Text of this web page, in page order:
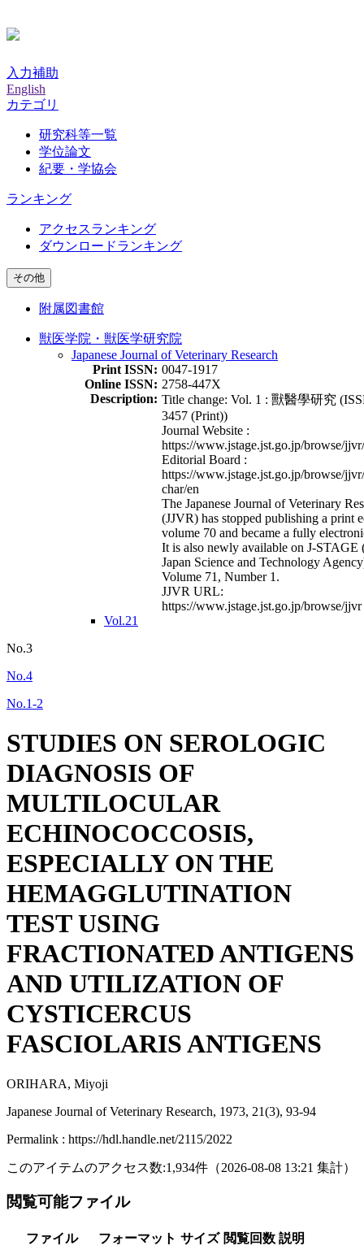
入力補助
English
カテゴリ
研究科等一覧
学位論文
紀要・学協会
ランキング
アクセスランキング
ダウンロードランキング
その他
附属図書館
獣医学院・獣医学研究院
Japanese Journal of Veterinary Research
Print ISSN: 0047-1917
Online ISSN: 2758-447X
Description: Title change: Vol. 1 : 獸醫學研究
3457 (Print))
Journal Website :
https://www.jstage.jst.go.jp/browse/
Editorial Board :
https://www.jstage.jst.go.jp/browse/
char/en
The Japanese Journal of Veterinary
(JJVR) has stopped publishing a print
volume 70 and became a fully
It is also newly available on J-STAGE
Japan Science and Technology
Volume 71, Number 1.
JJVR URL:
https://www.jstage.jst.go.jp/browse/jjvr
Vol.21
No.3
No.4
No.1-2
STUDIES ON SEROLOGIC
DIAGNOSIS OF
MULTILOCULAR
ECHINOCOCCOSIS,
ESPECIALLY ON THE
HEMAGGLUTINATION
TEST USING
FRACTIONATED ANTIGENS
AND UTILIZATION OF
CYSTICERCUS
FASCIOLARIS ANTIGENS
ORIHARA, Miyoji
Japanese Journal of Veterinary Research, 1973, 21(3), 93-94
Permalink : https://hdl.handle.net/2115/2022
このアイテムのアクセス数:1,934件 （2026-08-08 13:21 集計）
閲覧可能ファイル
ファイル フォーマット サイズ 閲覧回数 説明